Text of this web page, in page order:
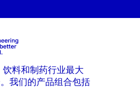
饮料和制药行业最大
我们的产品组合包括